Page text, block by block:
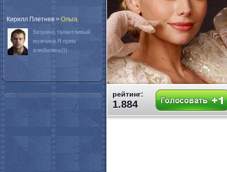
рейтинг:
1.884
Кирилл Плетнев > Oльга
Безумно талантливый
мужчина.Я прям
влюбилась)))